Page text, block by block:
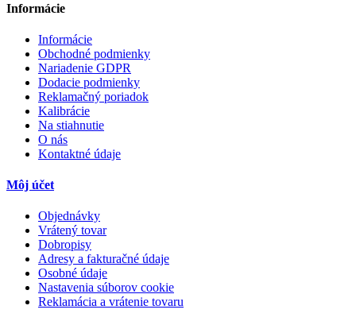
Informácie
Informácie
Obchodné podmienky
Nariadenie GDPR
Dodacie podmienky
Reklamačný poriadok
Kalibrácie
Na stiahnutie
O nás
Kontaktné údaje
Môj účet
Objednávky
Vrátený tovar
Dobropisy
Adresy a fakturačné údaje
Osobné údaje
Nastavenia súborov cookie
Reklamácia a vrátenie tovaru